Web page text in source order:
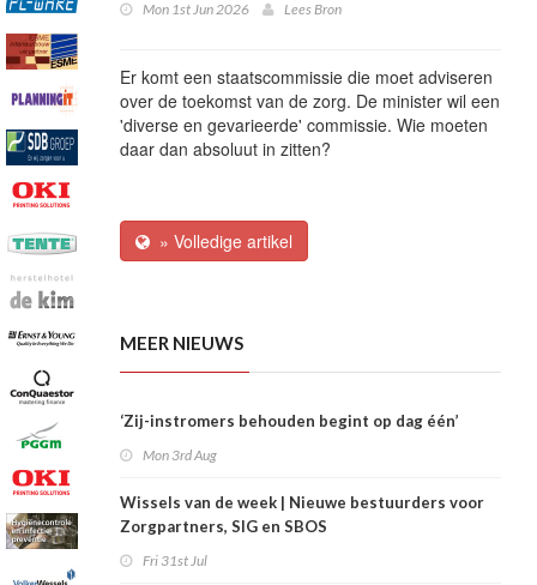
Mon 1st Jun 2026 Lees Bron
Er komt een staatscommissie die moet adviseren
over de toekomst van de zorg. De minister wil een
'diverse en gevarieerde' commissie. Wie moeten
daar dan absoluut in zitten?
» Volledige artikel
MEER NIEUWS
‘Zij-instromers behouden begint op dag één’
Mon 3rd Aug
Wissels van de week | Nieuwe bestuurders voor
Zorgpartners, SIG en SBOS
Fri 31st Jul